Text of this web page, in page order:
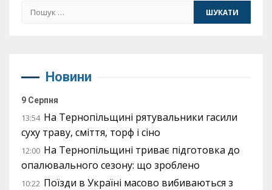
Пошук:
Новини
9 Серпня
13:54 На Тернопільщині рятувальники гасили
суху траву, сміття, торф і сіно
12:00 На Тернопільщині триває підготовка до
опалювального сезону: що зроблено
10:22 Поїзди в Україні масово вибиваються з